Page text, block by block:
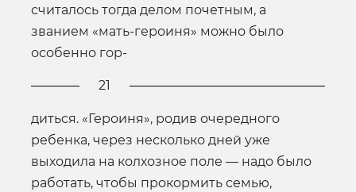
считалось тогда делом почетным, а
званием «мать-героиня» можно было
особенно гор-
21
диться. «Героиня», родив очередного
ребенка, через несколько дней уже
выходила на колхозное поле — надо было
работать, чтобы прокормить семью,